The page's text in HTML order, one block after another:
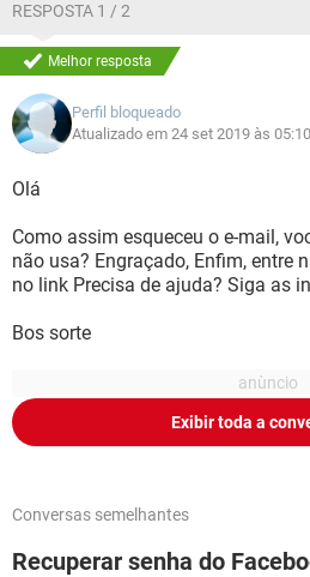
RESPOSTA 1 / 2
Melhor resposta
Perfil bloqueado
Atualizado em 24 set 2019 às 05:10
Olá
Como assim esqueceu o e-mail,
não usa? Engraçado, Enfim, entre
no link Precisa de ajuda? Siga as
Bos sorte
Exibir toda a
Conversas semelhantes
Recuperar senha do